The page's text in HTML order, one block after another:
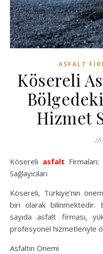
ASFALT
Kösereli
Hizmet
Kösereli asfalt
Sağlayıcıları
Kösereli, Türkiye’nin
biri olarak bilinmektedir.
sayıda asfalt firması,
profesyonel hizmetleriyle
Asfaltın Önemi